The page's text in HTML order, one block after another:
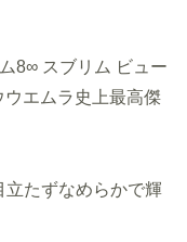
8∞ スブリム ビュー
エムラ史上最高傑
たずなめらかで輝